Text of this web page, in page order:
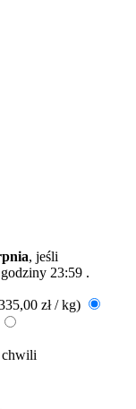
, jeśli
23:59 .
zł / kg)
chwili